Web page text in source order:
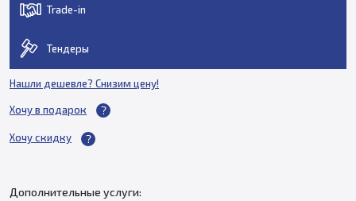
Trade-in
Тендеры
Нашли дешевле? Снизим цену!
Хочу в подарок
Хочу скидку
Дополнительные услуги: